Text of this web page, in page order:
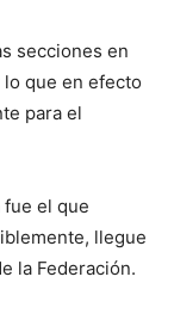
secciones en
lo que en efecto
para el
fue el que
llegue
la Federación.